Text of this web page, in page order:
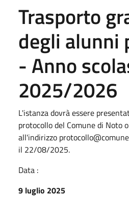
Trasporto
degli alunni
- Anno
2025/2026
L'istanza dovrà essere
protocollo del Comune di Noto
all'indirizzo
il 22/08/2025.
Data :
9 luglio 2025